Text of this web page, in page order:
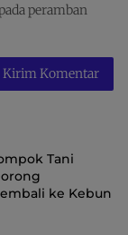
peramban
Tani
ke Kebun